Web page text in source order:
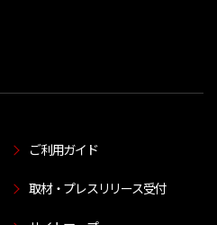
ご利用ガイド
取材・プレスリリース受付